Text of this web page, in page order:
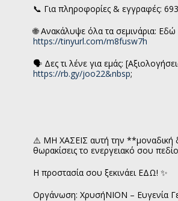
📞 Για πληροφορίες & εγγραφές:
🌐 Ανακάλυψε όλα τα σεμινάρια: Εδώ
https://tinyurl.com/m8fusw7h
🗣 Δες τι λένε για εμάς:
https://rb.gy/joo22&nbsp;
⚠️ ΜΗ ΧΑΣΕΙΣ αυτή την **μοναδική
θωρακίσεις το ενεργειακό σου
Η προστασία σου ξεκινάει ΕΔΩ! ✨
Οργάνωση: ΧρυσήΝΙΟΝ – Ευγενία